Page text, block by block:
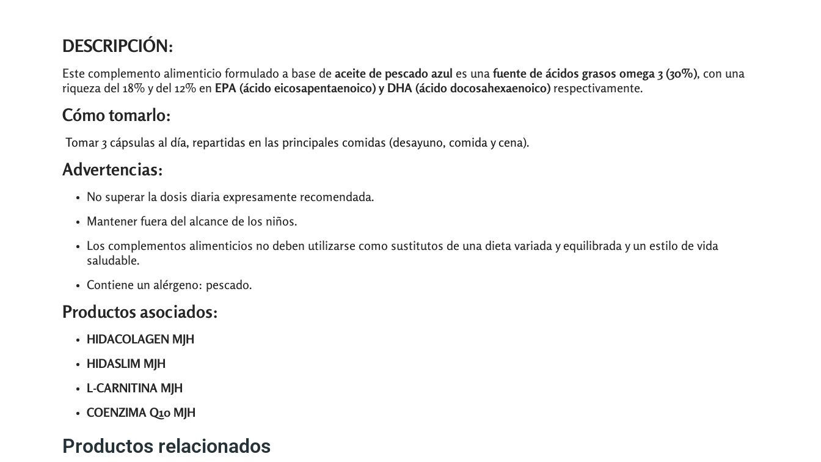
DESCRIPCIÓN:
Este complemento alimenticio formulado a base de aceite de pescado azul es una fuente de ácidos grasos omega 3 (30%), con una
riqueza del 18% y del 12% en EPA (ácido eicosapentaenoico) y DHA (ácido docosahexaenoico) respectivamente.
Cómo tomarlo:
Tomar 3 cápsulas al día, repartidas en las principales comidas (desayuno, comida y cena).
Advertencias:
No superar la dosis diaria expresamente recomendada.
Mantener fuera del alcance de los niños.
Los complementos alimenticios no deben utilizarse como sustitutos de una dieta variada y equilibrada y un estilo de vida
saludable.
Contiene un alérgeno: pescado.
Productos asociados:
HIDACOLAGEN MJH
HIDASLIM MJH
L-CARNITINA MJH
COENZIMA Q10 MJH
Productos relacionados